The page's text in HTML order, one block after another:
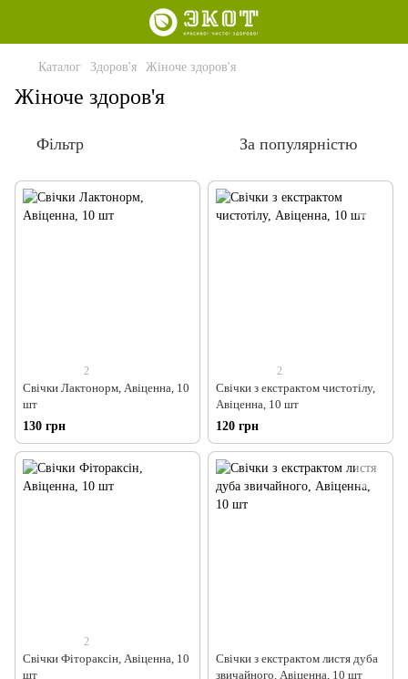
Каталог Здоров'я Жіноче здоров'я
Жіноче здоров'я
Фільтр За популярністю
2
Свічки Лактонорм, Авіценна, 10
шт
130 грн
2
Свічки з екстрактом чистотілу,
Авіценна, 10 шт
120 грн
2
Свічки Фітораксін, Авіценна, 10
шт
Свічки з екстрактом листя дуба
звичайного, Авіценна, 10 шт